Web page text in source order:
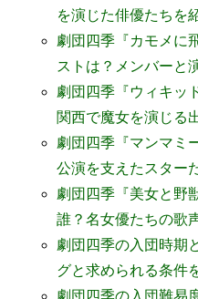
を演じた俳優たちを
劇団四季『カモメに
ストは？メンバーと
劇団四季『ウィキッ
関西で魔女を演じる
劇団四季『マンマミ
公演を支えたスター
劇団四季『美女と野
誰？名女優たちの歌
劇団四季の入団時期
グと求められる条件